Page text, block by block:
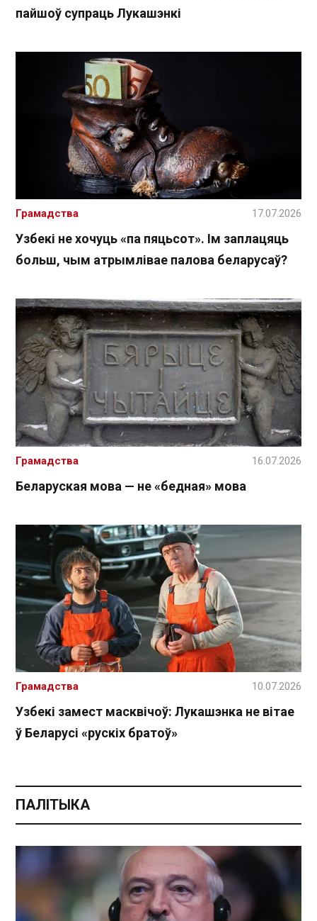
пайшоў супраць Лукашэнкі
Узбекі не хочуць «па пяцьсот». Ім заплацяць
больш, чым атрымлівае палова беларусаў?
Грамадства 17.07.2026
Беларуская мова — не «бедная» мова
Грамадства 16.07.2026
Узбекі замест масквічоў: Лукашэнка не вітае
ў Беларусі «рускіх братоў»
Грамадства 10.07.2026
ПАЛІТЫКА